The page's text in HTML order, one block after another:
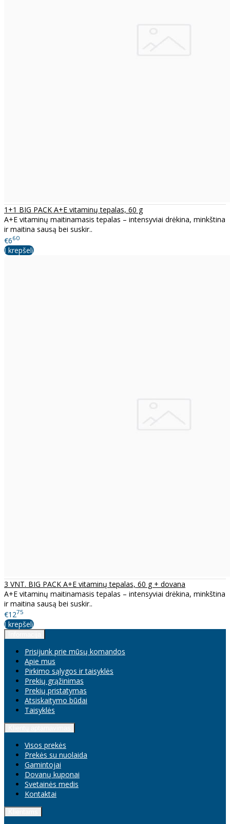
1+1 BIG PACK A+E vitaminų tepalas, 60 g
A+E vitaminų maitinamasis tepalas – intensyviai drėkina, minkština
ir maitina sausą bei suskir..
€660
Į krepšelį
3 VNT. BIG PACK A+E vitaminų tepalas, 60 g + dovana
A+E vitaminų maitinamasis tepalas – intensyviai drėkina, minkština
ir maitina sausą bei suskir..
€1275
Į krepšelį
Prisijunk prie mūsų komandos
Apie mus
Pirkimo sąlygos ir taisyklės
Prekių grąžinimas
Prekių pristatymas
Atsiskaitymo būdai
Taisyklės
Visos prekės
Prekės su nuolaida
Gamintojai
Dovanų kuponai
Svetainės medis
Kontaktai